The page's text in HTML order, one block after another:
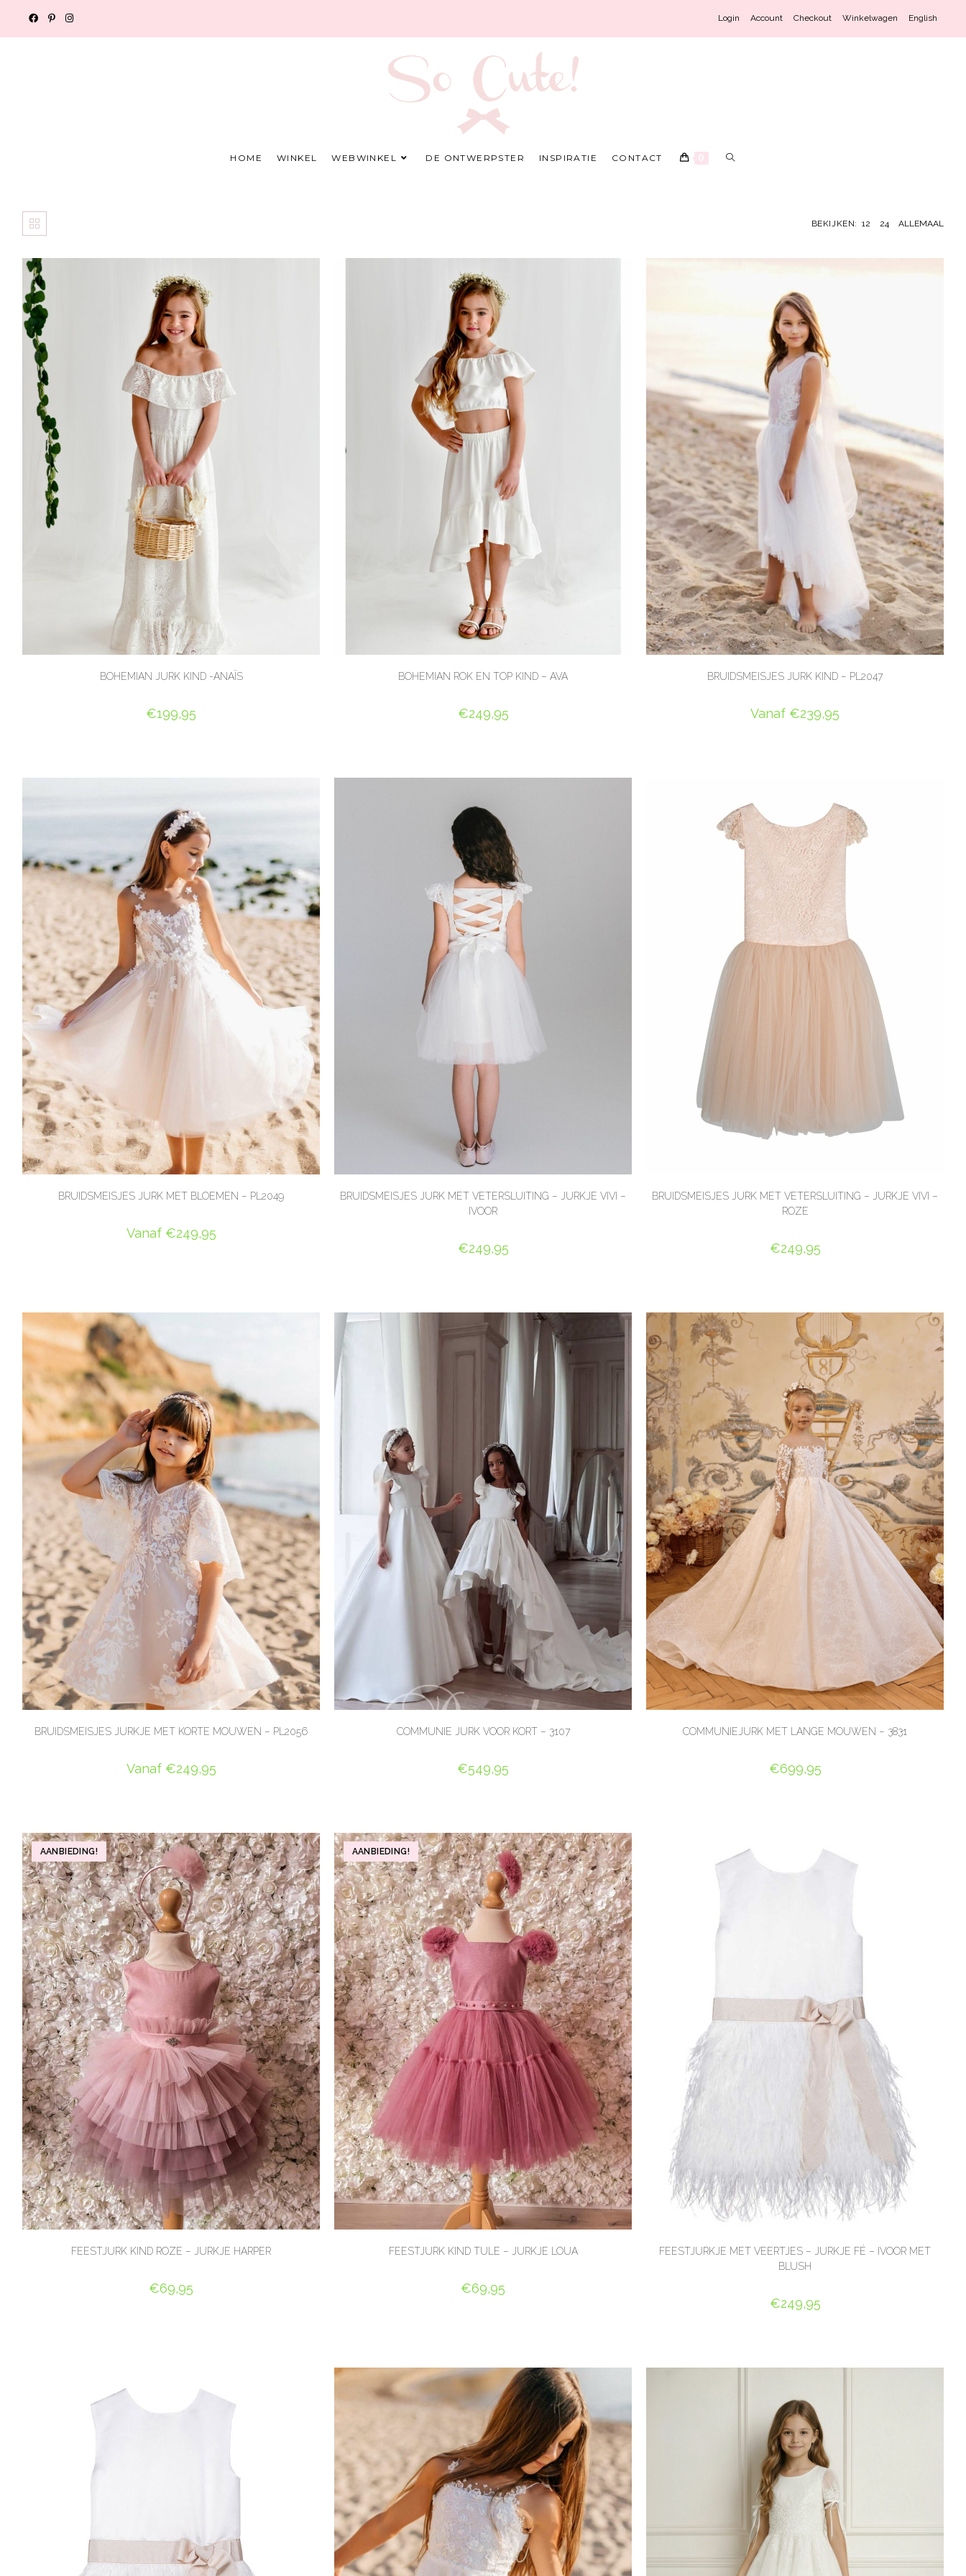
Login Account Checkout Winkelwagen English
HOME WINKEL WEBWINKEL DE ONTWERPSTER INSPIRATIE CONTACT 0
BEKIJKEN: 12 24 ALLEMAAL
BOHEMIAN JURK KIND -ANAÏS
€199,95
BOHEMIAN ROK EN TOP KIND – AVA
€249,95
BRUIDSMEISJES JURK KIND – PL2047
Vanaf €239,95
BRUIDSMEISJES JURK MET BLOEMEN – PL2049
Vanaf €249,95
BRUIDSMEISJES JURK MET VETERSLUITING – JURKJE VIVI –
IVOOR
€249,95
BRUIDSMEISJES JURK MET VETERSLUITING – JURKJE VIVI –
ROZE
€249,95
BRUIDSMEISJES JURKJE MET KORTE MOUWEN – PL2056
Vanaf €249,95
COMMUNIE JURK VOOR KORT – 3107
€549,95
COMMUNIEJURK MET LANGE MOUWEN – 3831
€699,95
AANBIEDING!
FEESTJURK KIND ROZE – JURKJE HARPER
€69,95
AANBIEDING!
FEESTJURK KIND TULE – JURKJE LOUA
€69,95
FEESTJURKJE MET VEERTJES – JURKJE FÉ – IVOOR MET
BLUSH
€249,95